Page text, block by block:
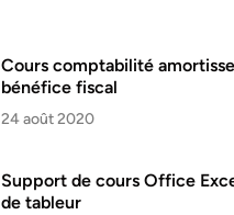
Cours comptabilité
bénéfice fiscal
24 août 2020
Support de cours Office
de tableur